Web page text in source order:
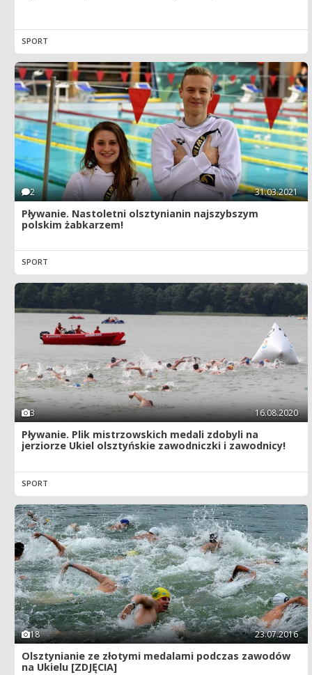
SPORT
2 31.03.2021
Pływanie. Nastoletni olsztynianin najszybszym
polskim żabkarzem!
SPORT
3 16.08.2020
Pływanie. Plik mistrzowskich medali zdobyli na
jerziorze Ukiel olsztyńskie zawodniczki i zawodnicy!
SPORT
18 23.07.2016
Olsztynianie ze złotymi medalami podczas zawodów
na Ukielu [ZDJĘCIA]